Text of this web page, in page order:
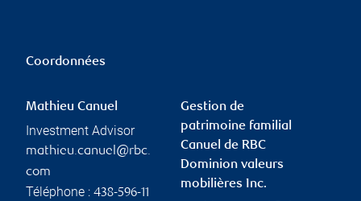
Coordonnées
Mathieu Canuel
Investment Advisor
mathieu.canuel@rbc.
com
Téléphone : 438-596-11
Gestion de
patrimoine familial
Canuel de RBC
Dominion valeurs
mobilières Inc.